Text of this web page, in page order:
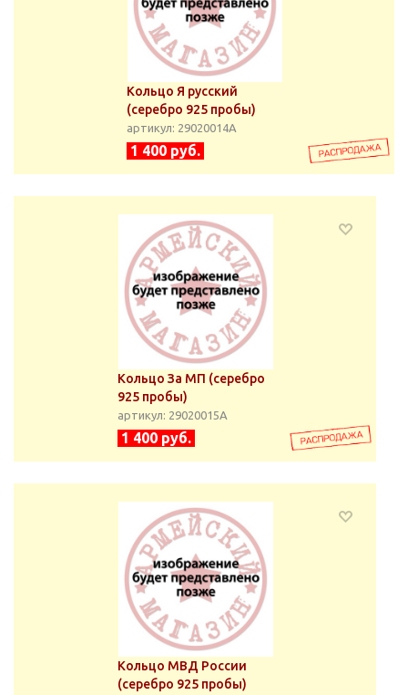
Кольцо Я русский
(серебро 925 пробы)
артикул: 29020014А
1 400 руб.
Кольцо За МП (серебро
925 пробы)
артикул: 29020015А
1 400 руб.
Кольцо МВД России
(серебро 925 пробы)